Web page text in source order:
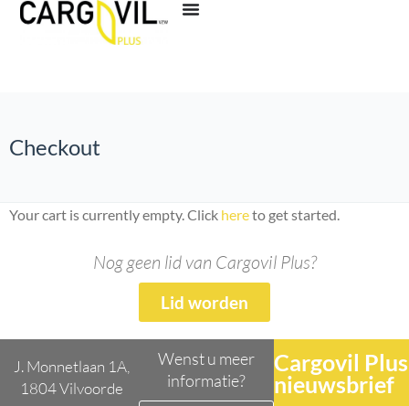
Checkout
Your cart is currently empty. Click hereto get started.
Nog geen lid van Cargovil Plus?
Lid worden
J. Monnetlaan 1A,
1804 Vilvoorde
Wenst u meer
informatie?
Cargovil Plus
nieuwsbrief